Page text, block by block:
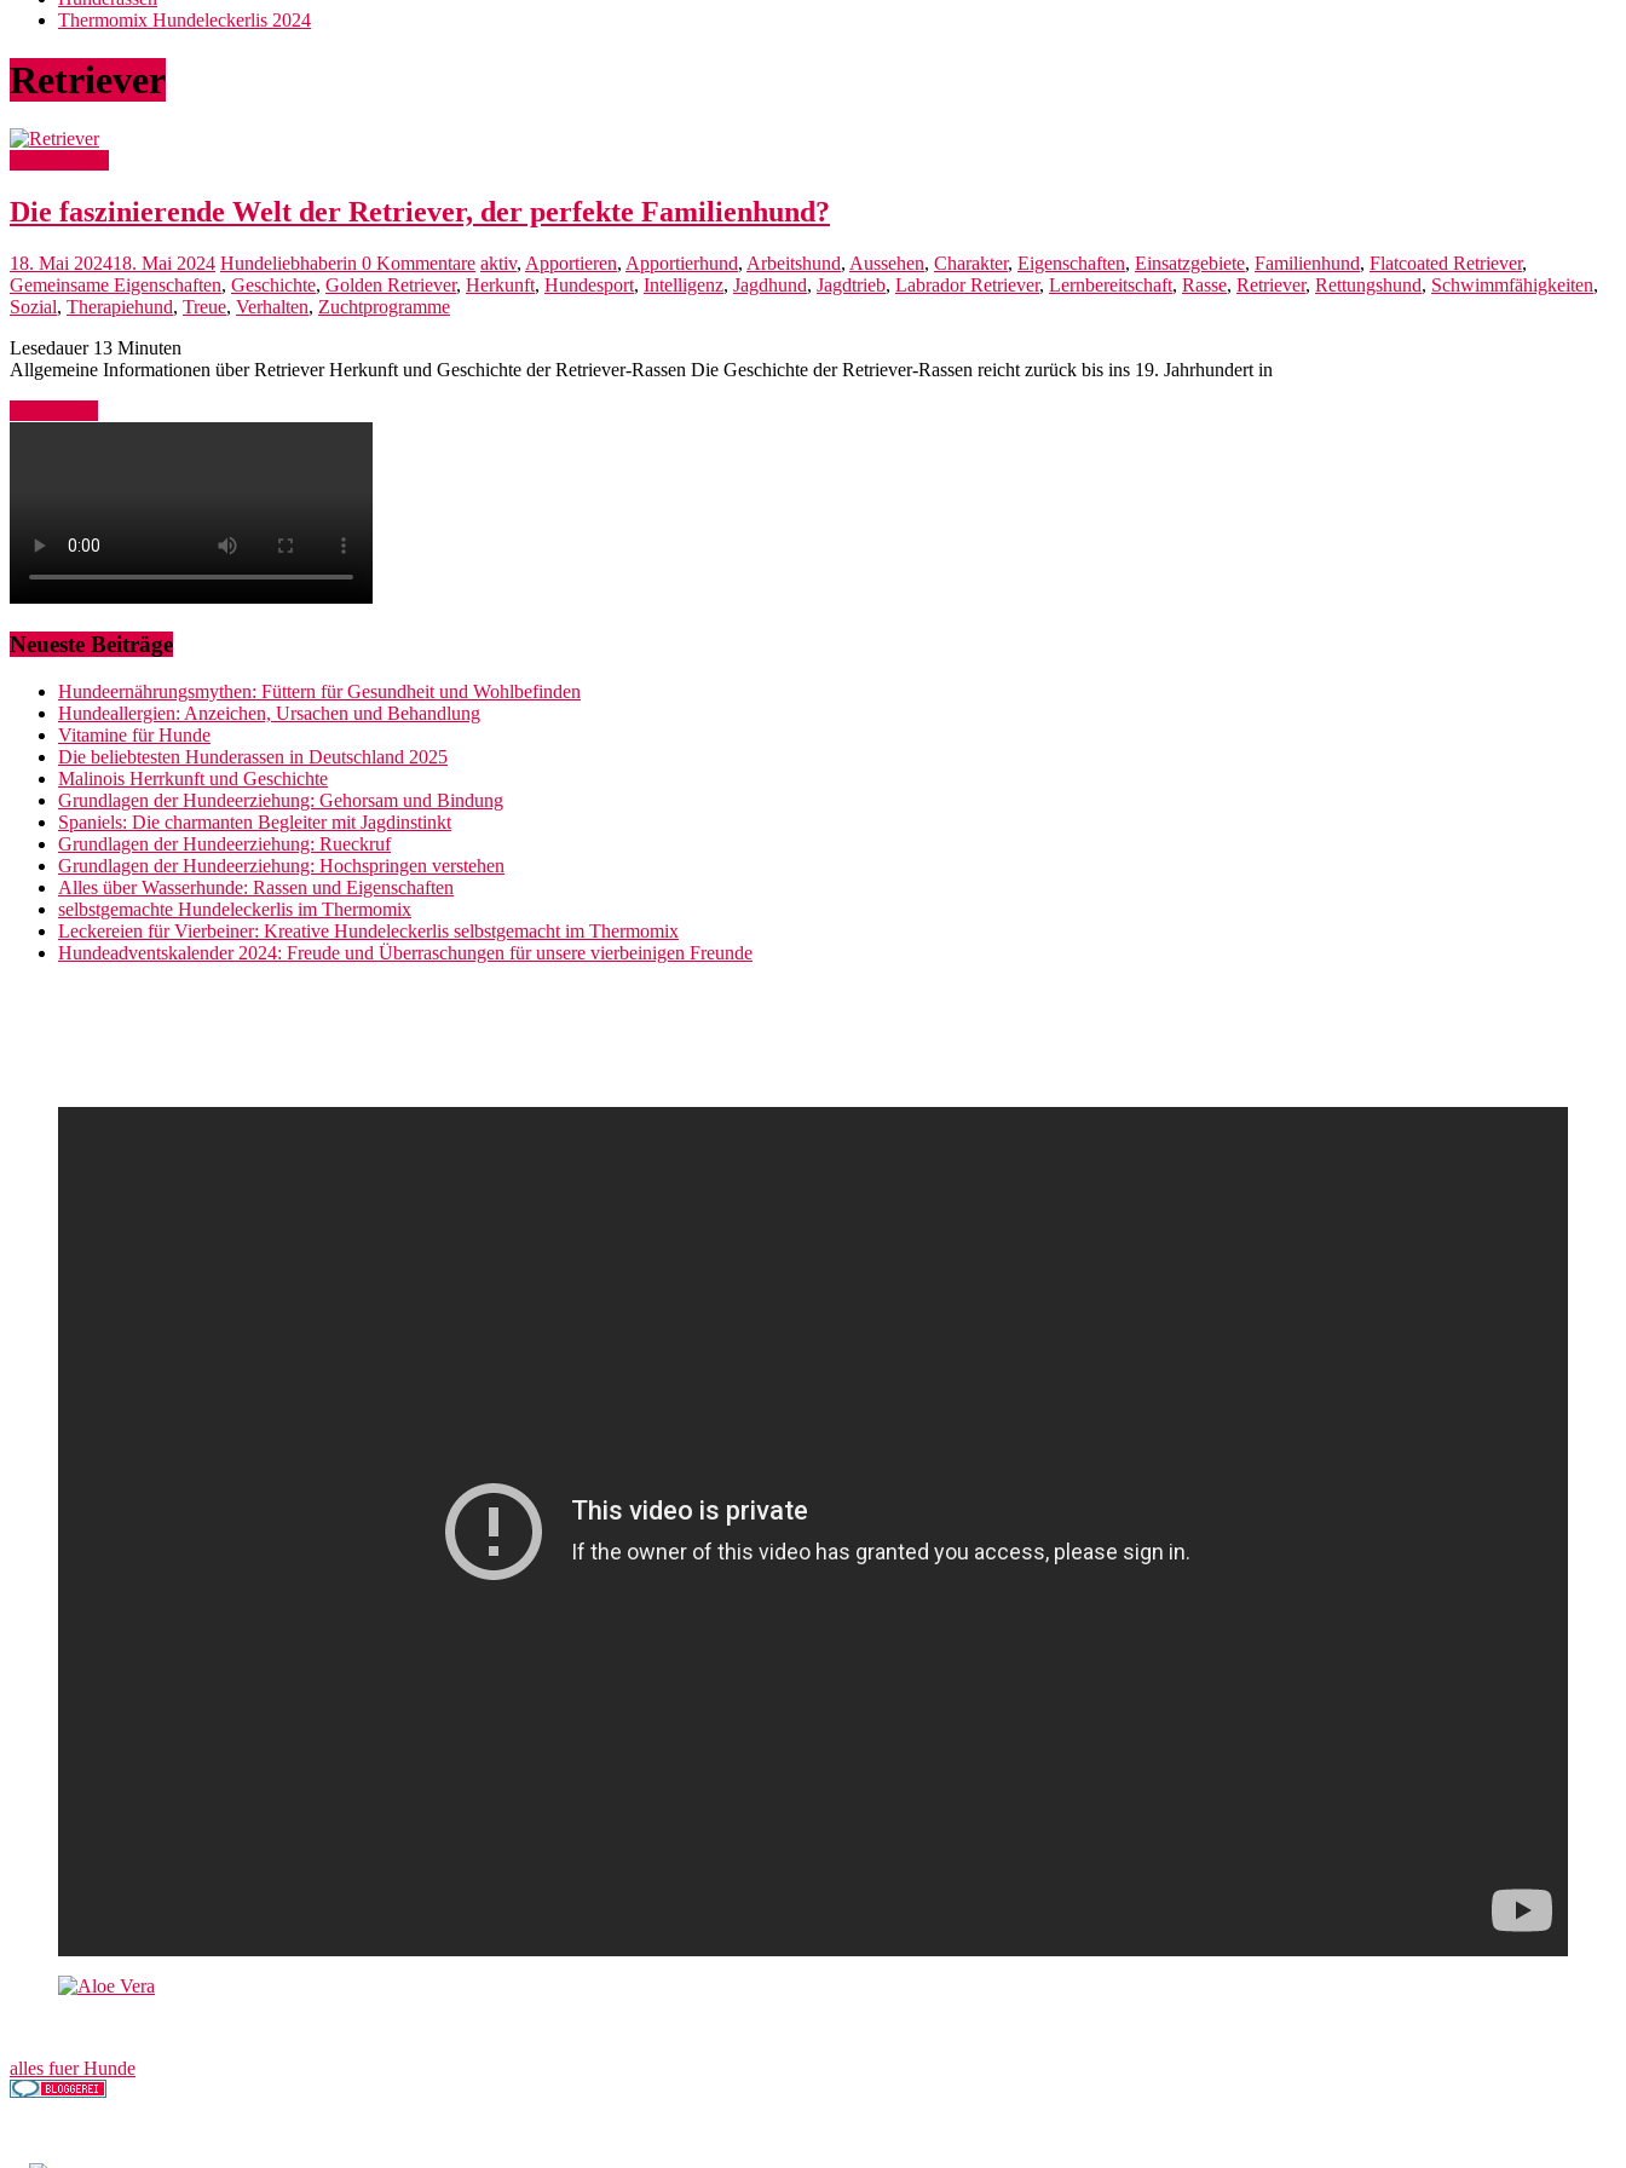
Thermomix Hundeleckerlis 2024
Retriever
Die faszinierende Welt der Retriever, der perfekte Familienhund?
18. Mai 202418. Mai 2024 Hundeliebhaberin 0 Kommentare aktiv, Apportieren, Apportierhund, Arbeitshund, Aussehen, Charakter, Eigenschaften, Einsatzgebiete, Familienhund, Flatcoated Retriever,
Gemeinsame Eigenschaften, Geschichte, Golden Retriever, Herkunft, Hundesport, Intelligenz, Jagdhund, Jagdtrieb, Labrador Retriever, Lernbereitschaft, Rasse, Retriever, Rettungshund, Schwimmfähigkeiten,
Sozial, Therapiehund, Treue, Verhalten, Zuchtprogramme
Lesedauer 13 Minuten
Allgemeine Informationen über Retriever Herkunft und Geschichte der Retriever-Rassen Die Geschichte der Retriever-Rassen reicht zurück bis ins 19. Jahrhundert in
Neueste Beiträge
Hundeernährungsmythen: Füttern für Gesundheit und Wohlbefinden
Hundeallergien: Anzeichen, Ursachen und Behandlung
Vitamine für Hunde
Die beliebtesten Hunderassen in Deutschland 2025
Malinois Herrkunft und Geschichte
Grundlagen der Hundeerziehung: Gehorsam und Bindung
Spaniels: Die charmanten Begleiter mit Jagdinstinkt
Grundlagen der Hundeerziehung: Rueckruf
Grundlagen der Hundeerziehung: Hochspringen verstehen
Alles über Wasserhunde: Rassen und Eigenschaften
selbstgemachte Hundeleckerlis im Thermomix
Leckereien für Vierbeiner: Kreative Hundeleckerlis selbstgemacht im Thermomix
Hundeadventskalender 2024: Freude und Überraschungen für unsere vierbeinigen Freunde
alles fuer Hunde